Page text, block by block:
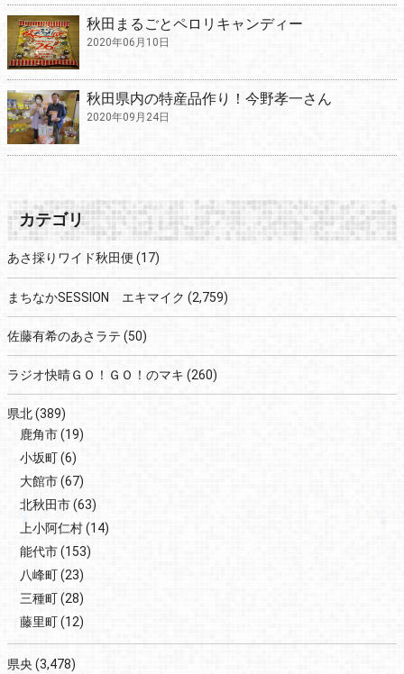
秋田まるごとペロリキャンディー
2020年06月10日
秋田県内の特産品作り！今野孝一さん
2020年09月24日
カテゴリ
あさ採りワイド秋田便 (17)
まちなかSESSION エキマイク (2,759)
佐藤有希のあさラテ (50)
ラジオ快晴ＧＯ！ＧＯ！のマキ (260)
県北(389)
鹿角市(19)
小坂町(6)
大館市(67)
北秋田市(63)
上小阿仁村(14)
能代市(153)
八峰町(23)
三種町(28)
藤里町(12)
県央 (3,478)